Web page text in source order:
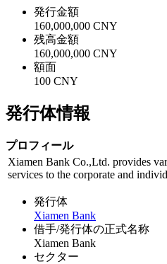
発行金額
160,000,000 CNY
残高金額
160,000,000 CNY
額面
100 CNY
発行体情報
プロフィール
Xiamen Bank Co.,Ltd. provides
services to the corporate and
発行体
Xiamen Bank
借手/発行体の正式名称
Xiamen Bank
セクター